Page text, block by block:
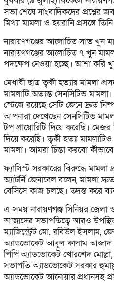
সভা শেষে সাংবাদিকদের প্রশ্নের
মিথ্যা মামলা ও হয়রানি প্রসঙ্গে
নারায়ণগঞ্জের আলোচিত সাত খুন
নারায়ণগঞ্জের আলোচিত ৭ খুন
পদক্ষেপ নেওয়া হচ্ছে। আশা করি
মেধাবী ছাত্র ত্বকী হত্যার মামলা
মামলাটি অত্যন্ত সেনসিটিভ
স্টেজে রয়েছে সেটি জেনে দ্রুত
আপনারা দেখেছেন সেনসিটিভ
টপ প্রায়োরিটি দিয়ে করেছি। মেজর
দিয়ে করেছি। ত্বকী হত্যা
মামলা। আমরা চিন্তা করবো
ফ্যাসিস্ট সরকারের বিরুদ্ধে মামলা
অ্যাটর্নি জেনারেল বলেন, মামলা
বেসিসে কাজ চলছে। তদন্ত করে
এ সময় নারায়ণগঞ্জ সিনিয়র
আজাদের সভাপতিত্বে আরও
ম্যাজিস্ট্রেট মো. রবিউল ইসলাম,
অ্যাডভোকেট আবুল কালাম আজাদ
পিপি অ্যাডভোকেট খোরশেদ
সভাপতি অ্যাডভোকেট সরকার
অ্যাডভোকেট আনোয়ার প্রধানসহ